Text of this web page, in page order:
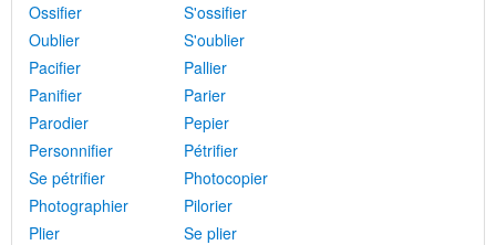
Ossifier
S'ossifier
Oublier
S'oublier
Pacifier
Pallier
Panifier
Parier
Parodier
Pepier
Personnifier
Pétrifier
Se pétrifier
Photocopier
Photographier
Pilorier
Plier
Se plier